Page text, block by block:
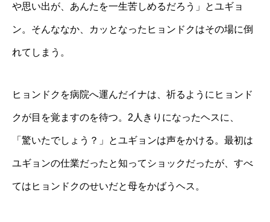
や思い出が、あんたを一生苦しめるだろう」とユギョ
ン。そんななか、カッとなったヒョンドクはその場に倒
れてしまう。
ヒョンドクを病院へ運んだイナは、祈るようにヒョンド
クが目を覚ますのを待つ。2人きりになったヘスに、
「驚いたでしょう？」とユギョンは声をかける。最初は
ユギョンの仕業だったと知ってショックだったが、すべ
てはヒョンドクのせいだと母をかばうヘス。